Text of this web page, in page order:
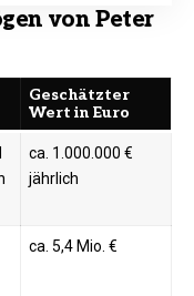
von Peter
Geschätzter
Wert in Euro
ca. 1.000.000 €
jährlich
ca. 5,4 Mio. €